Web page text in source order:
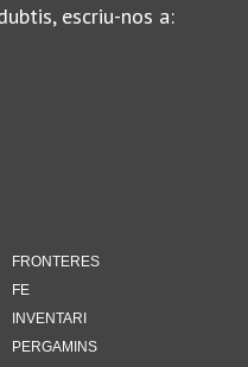
escriu-nos a:
FRONTERES
FE
INVENTARI
PERGAMINS